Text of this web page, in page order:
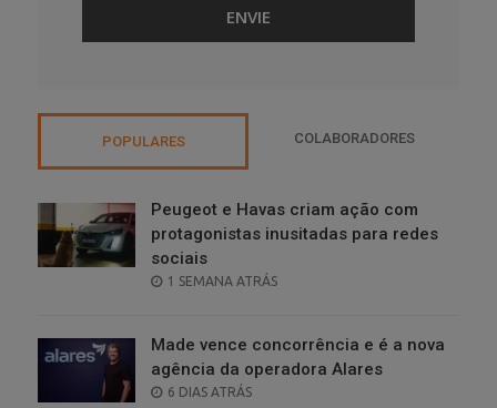
POPULARES COLABORADORES
Peugeot e Havas criam ação com
protagonistas inusitadas para redes
sociais
POSTED
1 SEMANA ATRÁS
Made vence concorrência e é a nova
agência da operadora Alares
POSTED
6 DIAS ATRÁS